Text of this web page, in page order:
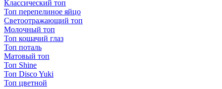
Классический топ
Топ перепелиное яйцо
Светоотражающий топ
Молочный топ
Топ кошачий глаз
Топ поталь
Матовый топ
Топ Shine
Топ Disco Yuki
Топ цветной